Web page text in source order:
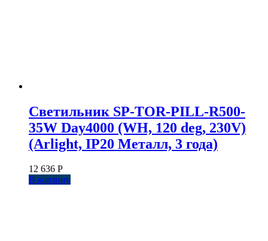
Светильник SP-TOR-PILL-R500-
35W Day4000 (WH, 120 deg, 230V)
(Arlight, IP20 Металл, 3 года)
12 636 Р
В корзину